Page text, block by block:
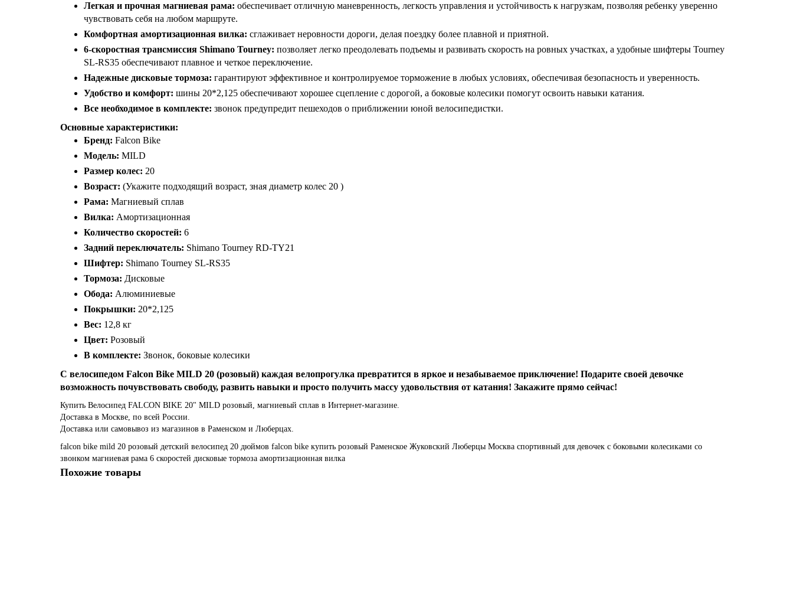
Легкая и прочная магниевая рама: обеспечивает отличную маневренность, легкость управления и устойчивость к нагрузкам, позволяя ребенку уверенно
чувствовать себя на любом маршруте.
Комфортная амортизационная вилка: сглаживает неровности дороги, делая поездку более плавной и приятной.
6-скоростная трансмиссия Shimano Tourney: позволяет легко преодолевать подъемы и развивать скорость на ровных участках, а удобные шифтеры Tourney
SL-RS35 обеспечивают плавное и четкое переключение.
Надежные дисковые тормоза: гарантируют эффективное и контролируемое торможение в любых условиях, обеспечивая безопасность и уверенность.
Удобство и комфорт: шины 20*2,125 обеспечивают хорошее сцепление с дорогой, а боковые колесики помогут освоить навыки катания.
Все необходимое в комплекте: звонок предупредит пешеходов о приближении юной велосипедистки.
Основные характеристики:
Бренд: Falcon Bike
Модель: MILD
Размер колес: 20
Возраст: (Укажите подходящий возраст, зная диаметр колес 20 )
Рама: Магниевый сплав
Вилка: Амортизационная
Количество скоростей: 6
Задний переключатель: Shimano Tourney RD-TY21
Шифтер: Shimano Tourney SL-RS35
Тормоза: Дисковые
Обода: Алюминиевые
Покрышки: 20*2,125
Вес: 12,8 кг
Цвет: Розовый
В комплекте: Звонок, боковые колесики
С велосипедом Falcon Bike MILD 20 (розовый) каждая велопрогулка превратится в яркое и незабываемое приключение! Подарите своей девочке
возможность почувствовать свободу, развить навыки и просто получить массу удовольствия от катания! Закажите прямо сейчас!
Купить Велосипед FALCON BIKE 20" MILD розовый, магниевый сплав в Интернет-магазине.
Доставка в Москве, по всей России.
Доставка или самовывоз из магазинов в Раменском и Люберцах.
falcon bike mild 20 розовый детский велосипед 20 дюймов falcon bike купить розовый Раменское Жуковский Люберцы Москва спортивный для девочек с боковыми колесиками со
звонком магниевая рама 6 скоростей дисковые тормоза амортизационная вилка
Похожие товары